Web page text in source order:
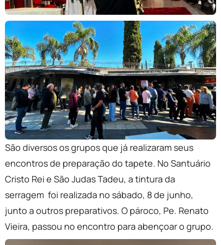
São diversos os grupos que já realizaram seus
encontros de preparação do tapete. No Santuário
Cristo Rei e São Judas Tadeu, a tintura da
serragem foi realizada no sábado, 8 de junho,
junto a outros preparativos. O pároco, Pe. Renato
Vieira, passou no encontro para abençoar o grupo.